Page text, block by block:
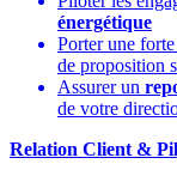
énergétique
Porter une
de proposition
Assurer un
de votre
Relation Client &